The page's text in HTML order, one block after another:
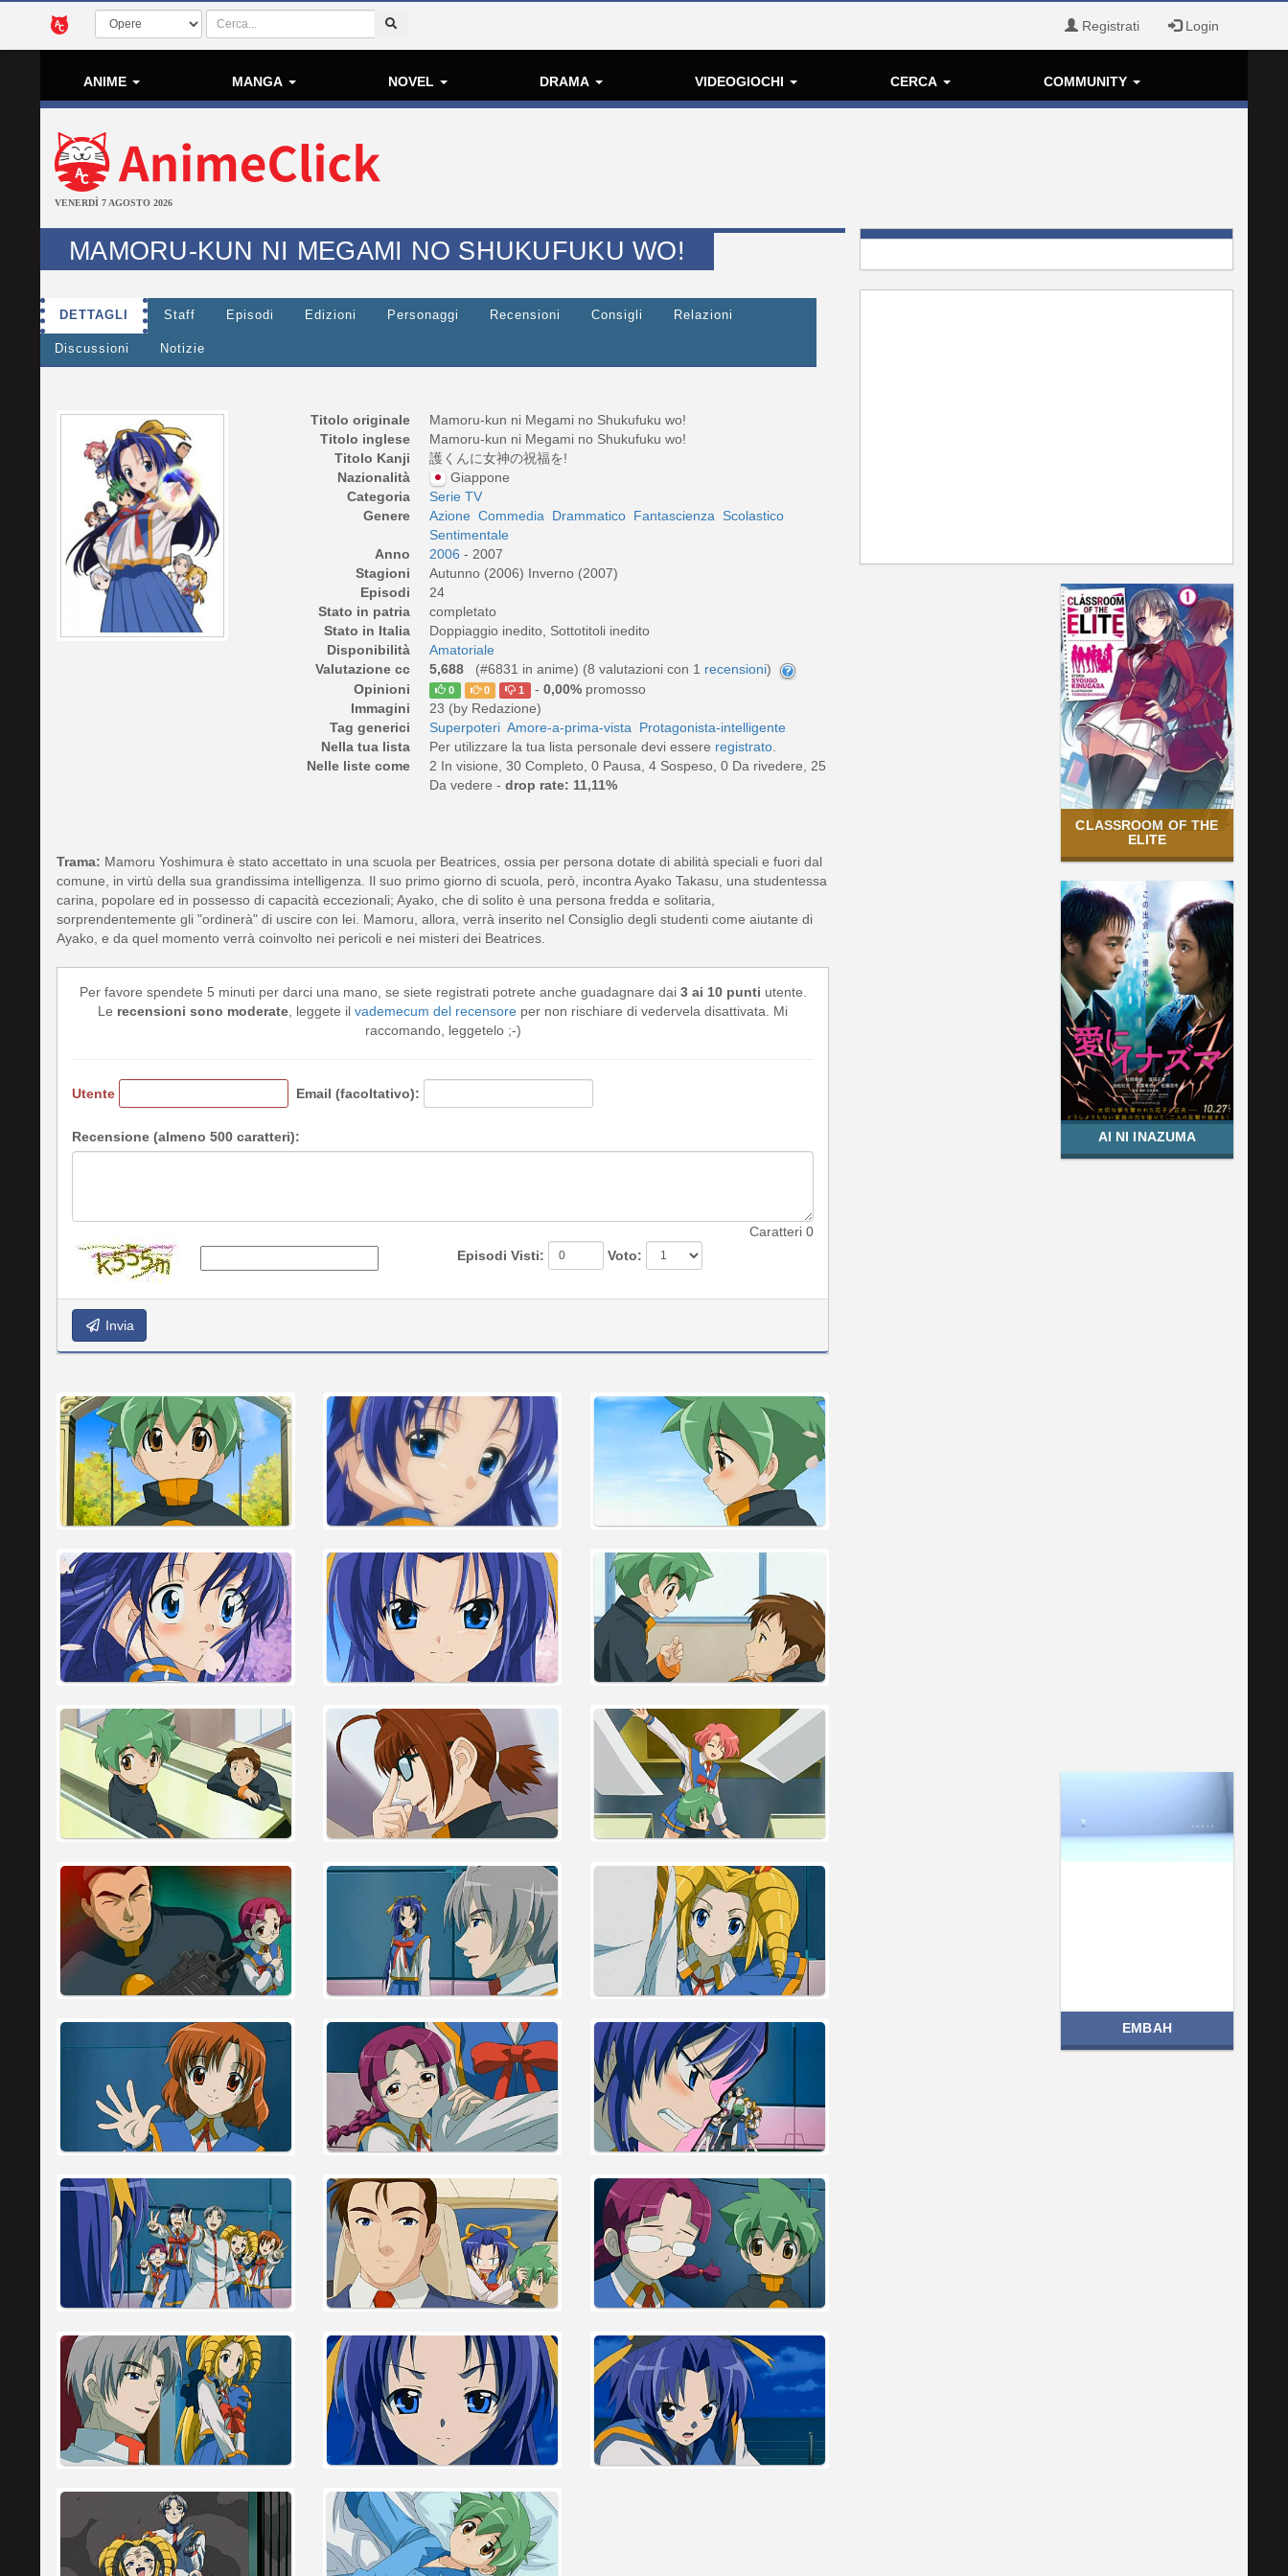
Registrati Login
ANIME MANGA NOVEL DRAMA VIDEOGIOCHI CERCA COMMUNITY
VENERDÌ 7 AGOSTO 2026
MAMORU-KUN NI MEGAMI NO SHUKUFUKU WO!
DETTAGLI Staff Episodi Edizioni Personaggi Recensioni Consigli Relazioni
Discussioni Notizie
Titolo originale
Mamoru-kun ni Megami no Shukufuku wo!
Titolo inglese
Mamoru-kun ni Megami no Shukufuku wo!
Titolo Kanji
護くんに女神の祝福を!
Nazionalità
Giappone
Categoria
Serie TV
Genere
Azione Commedia Drammatico Fantascienza Scolastico
Sentimentale
Anno
2006 - 2007
Stagioni
Autunno (2006) Inverno (2007)
Episodi
24
Stato in patria
completato
Stato in Italia
Doppiaggio inedito, Sottotitoli inedito
Disponibilità
Amatoriale
Valutazione cc
5,688 (#6831 in anime) (8 valutazioni con 1 recensioni)
Opinioni
0 0 1 - 0,00%promosso
Immagini
23 (by Redazione)
Tag generici
Superpoteri Amore-a-prima-vista
Protagonista-intelligente
Nella tua lista
Per utilizzare la tua lista personale devi essere registrato
Nelle liste come
2 In visione, 30 Completo, 0 Pausa, 4 Sospeso, 0 Da rivedere, 25
Da vedere - drop rate: 11,11%
Trama: Mamoru Yoshimura è stato accettato in una scuola per Beatrices, ossia per persona dotate di abilità speciali e fuori dal
comune, in virtù della sua grandissima intelligenza. Il suo primo giorno di scuola, però, incontra Ayako Takasu, una studentessa
carina, popolare ed in possesso di capacità eccezionali; Ayako, che di solito è una persona fredda e solitaria,
sorprendentemente gli "ordinerà" di uscire con lei. Mamoru, allora, verrà inserito nel Consiglio degli studenti come aiutante di
Ayako, e da quel momento verrà coinvolto nei pericoli e nei misteri dei Beatrices.
Per favore spendete 5 minuti per darci una mano, se siete registrati potrete anche guadagnare dai 3 ai 10 punti utente.
Le recensioni sono moderate , leggete il vademecum del recensore per non rischiare di vedervela disattivata. Mi
raccomando, leggetelo ;-)
Utente Email (facoltativo):
Recensione (almeno 500 caratteri):
Caratteri 0
Episodi Visti:
Voto:
Invia
CLASSROOM OF THE
ELITE
AI NI INAZUMA
EMBAH